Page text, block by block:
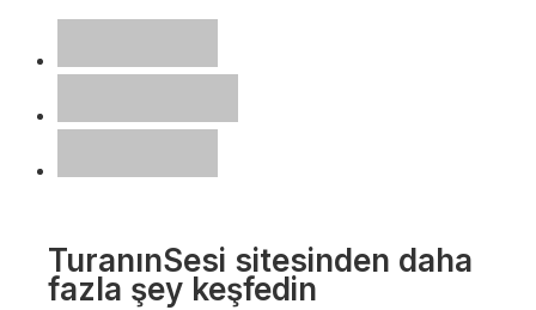
TuranınSesi sitesinden daha
fazla şey keşfedin